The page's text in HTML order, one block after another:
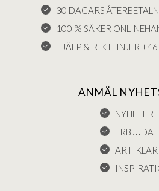
30 DAGARS
100 % SÄKER
HJÄLP & RIKTLINJER
ANMÄL
NYHETER
ERBJUDA
ARTIKLAR